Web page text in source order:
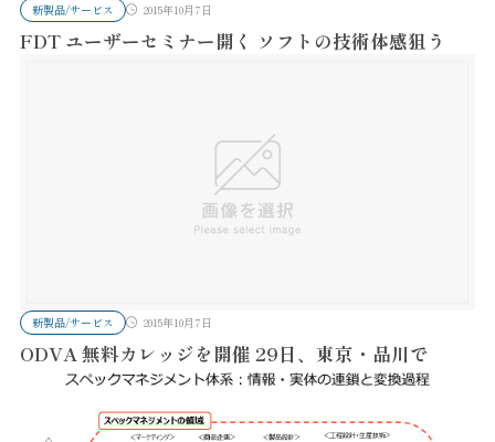
新製品/サービス 2015年10月7日
FDT ユーザーセミナー開く ソフトの技術体感狙う
新製品/サービス 2015年10月7日
ODVA 無料カレッジを開催 29日、東京・品川で